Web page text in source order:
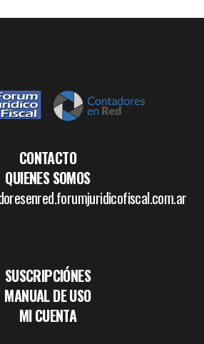
CONTACTO
QUIENES SOMOS
SUSCRIPCIÓNES
MANUAL DE USO
MI CUENTA